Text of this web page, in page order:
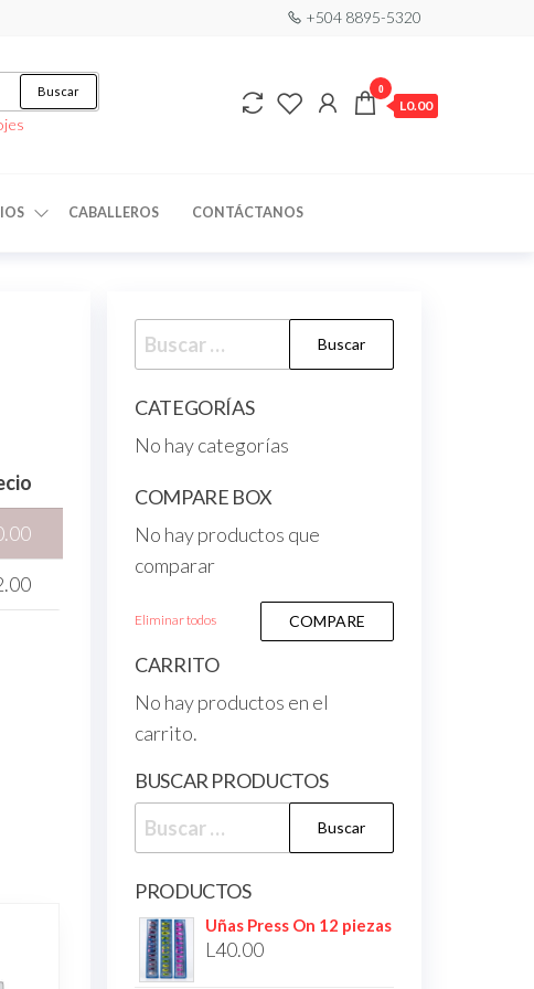
+504 8895-5320
Buscar 0
L0.00
CABALLEROS CONTÁCTANOS
CATEGORÍAS
No hay categorías
COMPARE BOX
No hay productos que
comparar
Eliminar todos COMPARE
CARRITO
No hay productos en el
carrito.
BUSCAR PRODUCTOS
PRODUCTOS
Uñas Press On 12 piezas
L 40.00